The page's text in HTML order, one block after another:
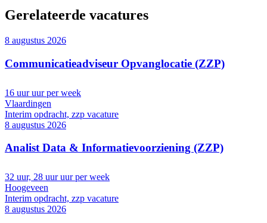
Gerelateerde vacatures
8 augustus 2026
Communicatieadviseur Opvanglocatie (ZZP)
16 uur uur per week
Vlaardingen
Interim opdracht, zzp vacature
8 augustus 2026
Analist Data & Informatievoorziening (ZZP)
32 uur, 28 uur uur per week
Hoogeveen
Interim opdracht, zzp vacature
8 augustus 2026